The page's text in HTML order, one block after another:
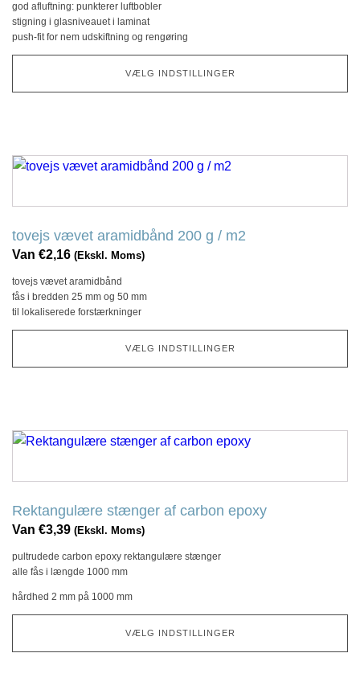
god afluftning: punkterer luftbobler
stigning i glasniveauet i laminat
push-fit for nem udskiftning og rengøring
VÆLG INDSTILLINGER
mulighed
kan
produktsiden
tovejs vævet aramidbånd 200 g / m2
Van €2,16 (Ekskl. Moms)
tovejs vævet aramidbånd
fås i bredden 25 mm og 50 mm
til lokaliserede forstærkninger
VÆLG INDSTILLINGER
Dette
har
variationer.
mulighed
kan
produktsiden
Rektangulære stænger af carbon epoxy
Van €3,39 (Ekskl. Moms)
pultrudede carbon epoxy rektangulære stænger
alle fås i længde 1000 mm
hårdhed 2 mm på 1000 mm
VÆLG INDSTILLINGER
Dette
har
variationer.
mulighed
vælges